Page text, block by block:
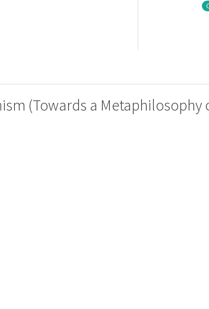
(Towards a Metaphilosophy